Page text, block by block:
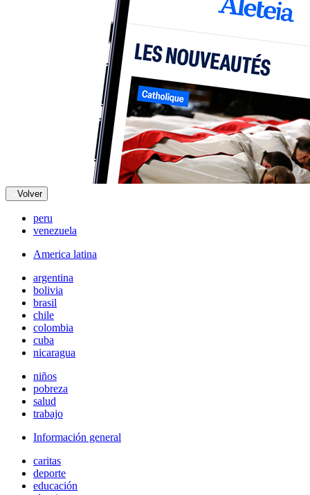
Volver
peru
venezuela
America latina
argentina
bolivia
brasil
chile
colombia
cuba
nicaragua
niños
pobreza
salud
trabajo
Información general
caritas
deporte
educación